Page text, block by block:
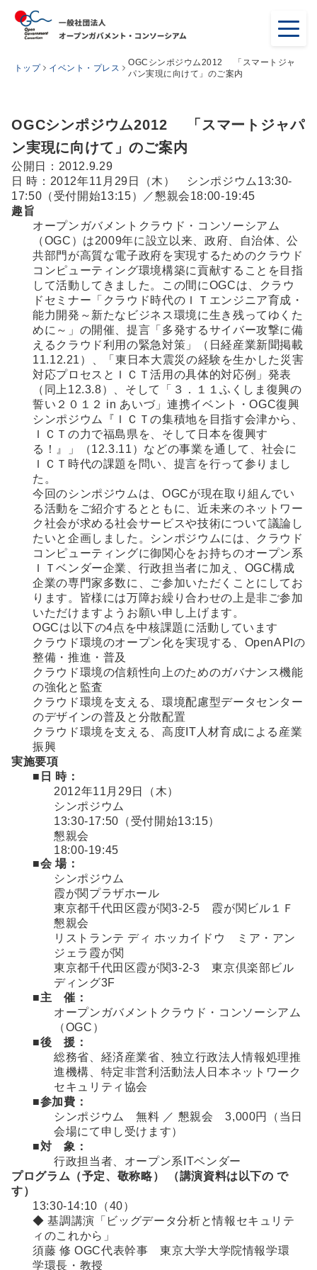
トップ イベント・プレス
OGCシンポジウム2012 「スマートジャ
パン実現に向けて」のご案内
OGCシンポジウム2012 「スマートジャパ
ン実現に向けて」のご案内
公開日：2012.9.29
日 時：2012年11月29日（木） シンポジウム13:30-
17:50（受付開始13:15）／懇親会18:00-19:45
趣旨
オープンガバメントクラウド・コンソーシアム
（OGC）は2009年に設立以来、政府、自治体、公
共部門が高質な電子政府を実現するためのクラウド
コンピューティング環境構築に貢献することを目指
して活動してきました。この間にOGCは、クラウ
ドセミナー「クラウド時代のＩＴエンジニア育成・
能力開発～新たなビジネス環境に生き残ってゆくた
めに～」の開催、提言「多発するサイバー攻撃に備
えるクラウド利用の緊急対策」（日経産業新聞掲載
11.12.21）、「東日本大震災の経験を生かした災害
対応プロセスとＩＣＴ活用の具体的対応例」発表
（同上12.3.8）、そして「３．１１ふくしま復興の
誓い２０１２ in あいづ」連携イベント・OGC復興
シンポジウム『ＩＣＴの集積地を目指す会津から、
ＩＣＴの力で福島県を、そして日本を復興す
る！』」（12.3.11）などの事業を通して、社会に
ＩＣＴ時代の課題を問い、提言を行って参りまし
た。
今回のシンポジウムは、OGCが現在取り組んでい
る活動をご紹介するとともに、近未来のネットワー
ク社会が求める社会サービスや技術について議論し
たいと企画しました。シンポジウムには、クラウド
コンピューティングに御関心をお持ちのオープン系
ＩＴベンダー企業、行政担当者に加え、OGC構成
企業の専門家多数に、ご参加いただくことにしてお
ります。皆様には万障お繰り合わせの上是非ご参加
いただけますようお願い申し上げます。
OGCは以下の4点を中核課題に活動しています
クラウド環境のオープン化を実現する、OpenAPIの
整備・推進・普及
クラウド環境の信頼性向上のためのガバナンス機能
の強化と監査
クラウド環境を支える、環境配慮型データセンター
のデザインの普及と分散配置
クラウド環境を支える、高度IT人材育成による産業
振興
実施要項
■日 時：
2012年11月29日（木）
シンポジウム
13:30-17:50（受付開始13:15）
懇親会
18:00-19:45
■会 場：
シンポジウム
霞が関プラザホール
東京都千代田区霞が関3-2-5 霞が関ビル１Ｆ
懇親会
リストランテ ディ ホッカイドウ ミア・アン
ジェラ霞が関
東京都千代田区霞が関3-2-3 東京倶楽部ビル
ディング3F
■主 催：
オープンガバメントクラウド・コンソーシアム
（OGC）
■後 援：
総務省、経済産業省、独立行政法人情報処理推
進機構、特定非営利活動法人日本ネットワーク
セキュリティ協会
■参加費：
シンポジウム 無料 ／ 懇親会 3,000円（当日
会場にて申し受けます）
■対 象：
行政担当者、オープン系ITベンダー
プログラム（予定、敬称略） （講演資料は以下の で
す）
13:30-14:10（40）
◆ 基調講演「ビッグデータ分析と情報セキュリテ
ィのこれから」
須藤 修 OGC代表幹事 東京大学大学院情報学環
学環長・教授